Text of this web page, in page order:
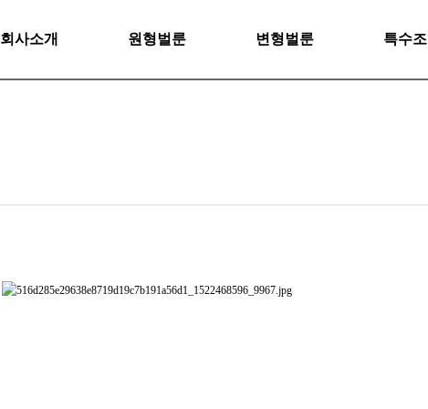
회사소개 원형벌룬 변형벌룬 특수